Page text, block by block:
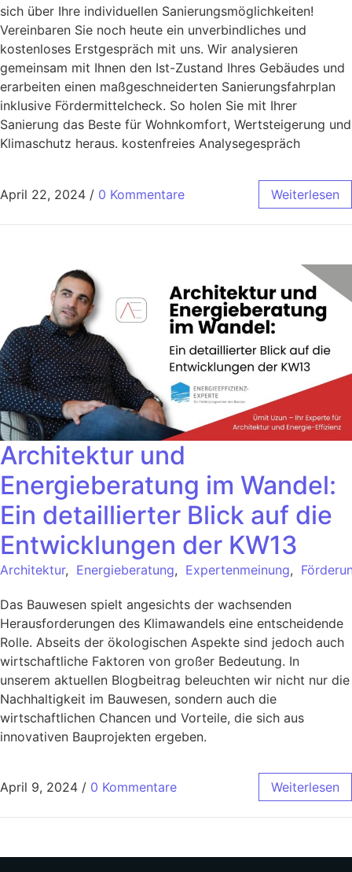
sich über Ihre individuellen Sanierungsmöglichkeiten!
Vereinbaren Sie noch heute ein unverbindliches und
kostenloses Erstgespräch mit uns. Wir analysieren
gemeinsam mit Ihnen den Ist-Zustand Ihres Gebäudes und
erarbeiten einen maßgeschneiderten Sanierungsfahrplan
inklusive Fördermittelcheck. So holen Sie mit Ihrer
Sanierung das Beste für Wohnkomfort, Wertsteigerung und
Klimaschutz heraus. kostenfreies Analysegespräch
April 22, 2024 / 0 Kommentare Weiterlesen
Architektur und
Energieberatung im Wandel:
Ein detaillierter Blick auf die
Entwicklungen der KW13
Architektur, Energieberatung, Expertenmeinung,
Das Bauwesen spielt angesichts der wachsenden
Herausforderungen des Klimawandels eine entscheidende
Rolle. Abseits der ökologischen Aspekte sind jedoch auch
wirtschaftliche Faktoren von großer Bedeutung. In
unserem aktuellen Blogbeitrag beleuchten wir nicht nur die
Nachhaltigkeit im Bauwesen, sondern auch die
wirtschaftlichen Chancen und Vorteile, die sich aus
innovativen Bauprojekten ergeben.
April 9, 2024 / 0 Kommentare Weiterlesen